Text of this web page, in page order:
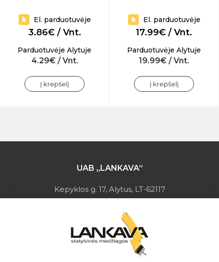
El. parduotuvėje
3.86€ / Vnt.
Parduotuvėje Alytuje
4.29€ / Vnt.
Į krepšelį
El. parduotuvėje
17.99€ / Vnt.
Parduotuvėje Alytuje
19.99€ / Vnt.
Į krepšelį
UAB „LANKAVA“
Kepyklos g. 17, Alytus, LT-62117
Įmonės kodas: 149728275
PVM mokėtojo kodas: LT497282716
A.s.: LT037044060001923651
AB SEB bankas